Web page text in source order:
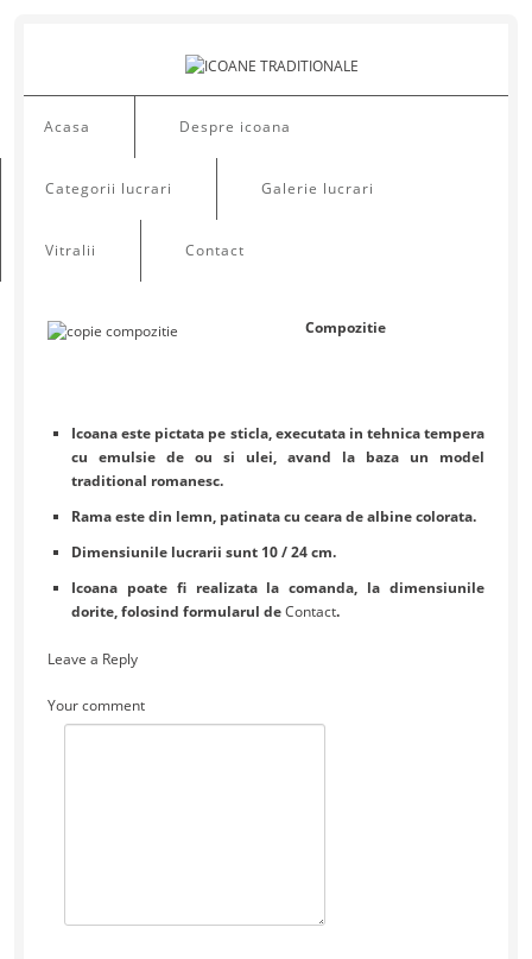
Acasa Despre icoana
Categorii lucrari Galerie lucrari
Vitralii Contact
Compozitie
Icoana este pictata pe sticla, executata in tehnica tempera
cu emulsie de ou si ulei, avand la baza un model
traditional romanesc.
Rama este din lemn, patinata cu ceara de albine colorata.
Dimensiunile lucrarii sunt 10 / 24 cm.
Icoana poate fi realizata la comanda, la dimensiunile
dorite, folosind formularul deContact.
Leave a Reply
Your comment